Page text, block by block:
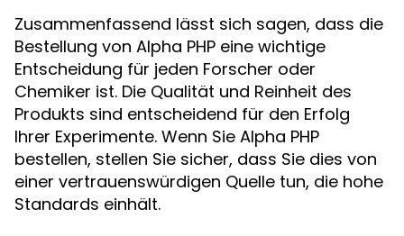
Zusammenfassend lässt sich sagen, dass die
Bestellung von Alpha PHP eine wichtige
Entscheidung für jeden Forscher oder
Chemiker ist. Die Qualität und Reinheit des
Produkts sind entscheidend für den Erfolg
Ihrer Experimente. Wenn Sie Alpha PHP
bestellen, stellen Sie sicher, dass Sie dies von
einer vertrauenswürdigen Quelle tun, die hohe
Standards einhält.